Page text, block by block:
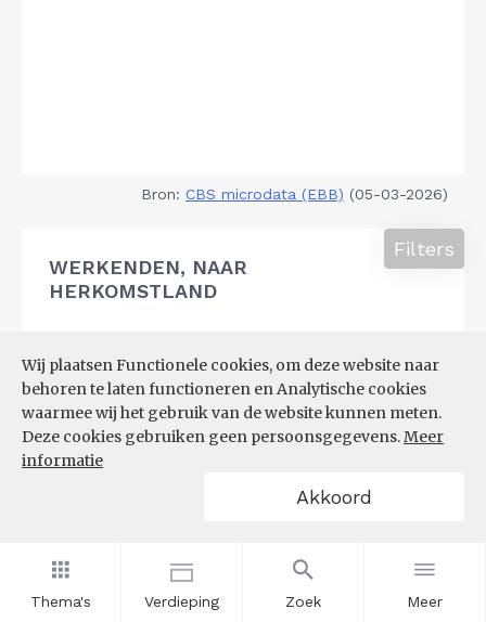
Thema's Verdieping Zoek Meer
Wij plaatsen Functionele cookies, om deze website naar
behoren te laten functioneren en Analytische cookies
waarmee wij het gebruik van de website kunnen meten.
Deze cookies gebruiken geen persoonsgegevens.Meer
informatie
Akkoord
Bron: CBS microdata (EBB) (05-03-2026)
WERKENDEN, NAAR
HERKOMSTLAND
Filters